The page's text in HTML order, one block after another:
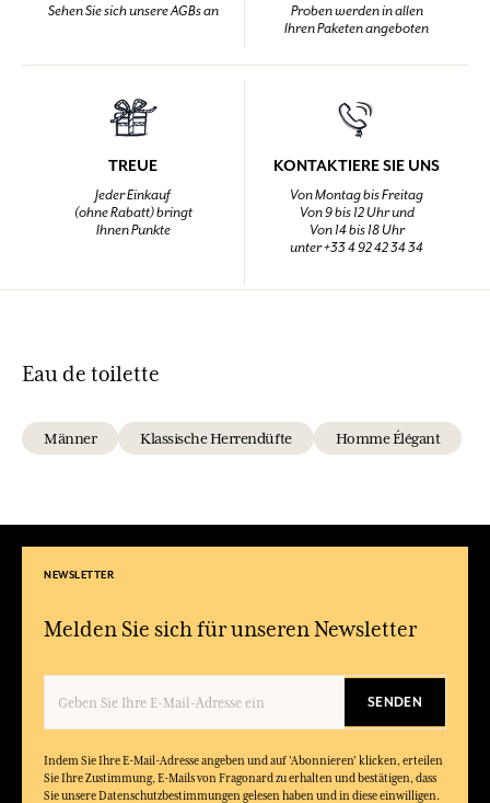
Sehen Sie sich unsere AGBs an
Proben werden in allen
Ihren Paketen angeboten
TREUE
Jeder Einkauf
(ohne Rabatt) bringt
Ihnen Punkte
KONTAKTIERE SIE UNS
Von Montag bis Freitag
Von 9 bis 12 Uhr und
Von 14 bis 18 Uhr
unter +33 4 92 42 34 34
Eau de toilette
Männer Klassische Herrendüfte Homme Élégant
NEWSLETTER
Melden Sie sich für unseren Newsletter
SENDEN
Indem Sie Ihre E-Mail-Adresse angeben und auf 'Abonnieren' klicken, erteilen
Sie Ihre Zustimmung, E-Mails von Fragonard zu erhalten und bestätigen, dass
Sie unsere Datenschutzbestimmungen gelesen haben und in diese einwilligen.